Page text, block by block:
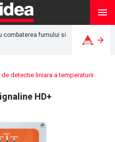
combaterea fumului si
detectie liniara a temperaturii
HD+